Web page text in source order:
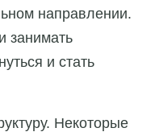
направлении.
занимать
и стать
Некоторые